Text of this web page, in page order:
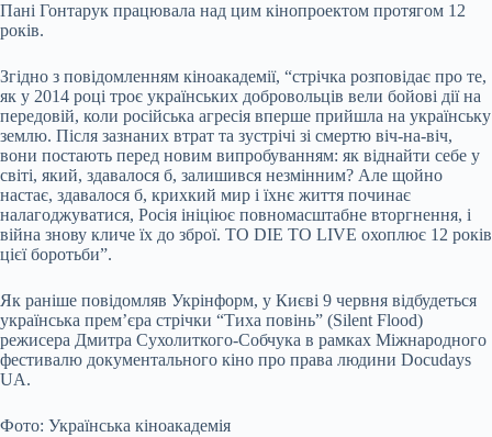
Пані Гонтарук працювала над цим кінопроектом протягом 12
років.
Згідно з повідомленням кіноакадемії, “стрічка розповідає про те,
як у 2014 році троє українських добровольців вели бойові дії на
передовій, коли російська агресія вперше прийшла на українську
землю. Після зазнаних втрат та зустрічі зі смертю віч-на-віч,
вони постають перед новим випробуванням: як віднайти себе у
світі, який, здавалося б, залишився незмінним? Але щойно
настає, здавалося б, крихкий мир і їхнє життя починає
налагоджуватися, Росія ініціює повномасштабне вторгнення, і
війна знову кличе їх до зброї. TO DIE TO LIVE охоплює 12 років
цієї боротьби”.
Як раніше повідомляв Укрінформ, у Києві 9 червня відбудеться
українська прем’єра стрічки “Тиха повінь” (Silent Flood)
режисера Дмитра Сухолиткого-Собчука в рамках Міжнародного
фестивалю документального кіно про права людини Docudays
UA.
Фото: Українська кіноакадемія